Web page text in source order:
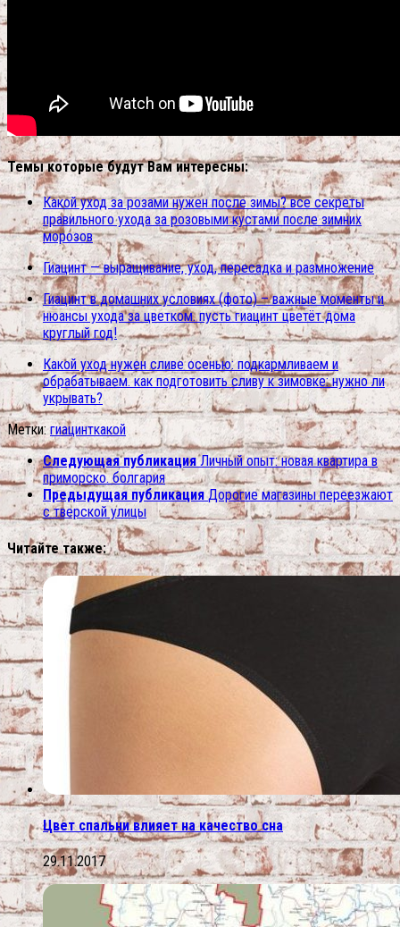
Темы которые будут Вам интересны:
Какой уход за розами нужен после зимы? все секреты
правильного ухода за розовыми кустами после зимних
морозов
Гиацинт — выращивание, уход, пересадка и размножение
Гиацинт в домашних условиях (фото) – важные моменты и
нюансы ухода за цветком. пусть гиацинт цветёт дома
круглый год!
Какой уход нужен сливе осенью: подкармливаем и
обрабатываем. как подготовить сливу к зимовке: нужно ли
укрывать?
Метки: гиацинткакой
Следующая публикация Личный опыт: новая квартира в
приморско. болгария
Предыдущая публикация Дорогие магазины переезжают
с тверской улицы
Читайте также:
Цвет спальни влияет на качество сна
29.11.2017